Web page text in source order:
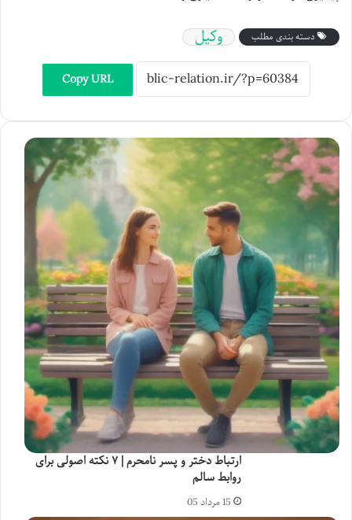
دسته بندی مطلب وکیل
Copy URL
ارتباط دختر و پسر نامحرم | ۷ نکته اصولی برای
روابط سالم
15 مرداد 05